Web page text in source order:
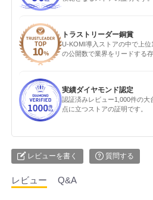
トラストリーダー銅賞
U-KOMI導入ストアの中で上
の公開数で業界をリードする存
実績ダイヤモンド認定
認証済みレビュー1,000件の
点に立つストアの証明です。
レビューを書く 質問する
レビュー Q&A